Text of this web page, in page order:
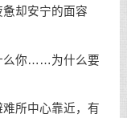
却安宁的面容
你……为什么要
所中心靠近，有